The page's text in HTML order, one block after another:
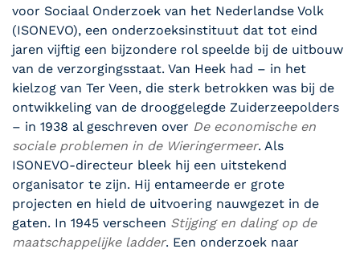
voor Sociaal Onderzoek van het Nederlandse Volk
(ISONEVO), een onderzoeksinstituut dat tot eind
jaren vijftig een bijzondere rol speelde bij de uitbouw
van de verzorgingsstaat. Van Heek had – in het
kielzog van Ter Veen, die sterk betrokken was bij de
ontwikkeling van de drooggelegde Zuiderzeepolders
– in 1938 al geschreven over De economische en
sociale problemen in de Wieringermeer. Als
ISONEVO-directeur bleek hij een uitstekend
organisator te zijn. Hij entameerde er grote
projecten en hield de uitvoering nauwgezet in de
gaten. In 1945 verscheen Stijging en daling op de
maatschappelijke ladder. Een onderzoek naar